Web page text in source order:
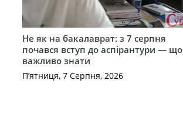
Не як на бакалаврат: з 7 серпня
почався вступ до аспірантури — що
важливо знати
П’ятниця, 7 Серпня, 2026